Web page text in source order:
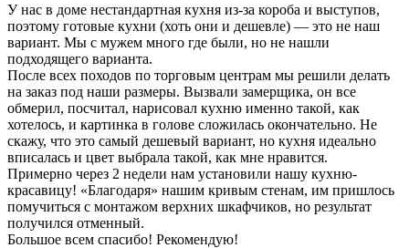
У нас в доме нестандартная кухня из-за короба и выступов,
поэтому готовые кухни (хоть они и дешевле) — это не наш
вариант. Мы с мужем много где были, но не нашли
подходящего варианта.
После всех походов по торговым центрам мы решили делать
на заказ под наши размеры. Вызвали замерщика, он все
обмерил, посчитал, нарисовал кухню именно такой, как
хотелось, и картинка в голове сложилась окончательно. Не
скажу, что это самый дешевый вариант, но кухня идеально
вписалась и цвет выбрала такой, как мне нравится.
Примерно через 2 недели нам установили нашу кухню-
красавицу! «Благодаря» нашим кривым стенам, им пришлось
помучиться с монтажом верхних шкафчиков, но результат
получился отменный.
Большое всем спасибо! Рекомендую!